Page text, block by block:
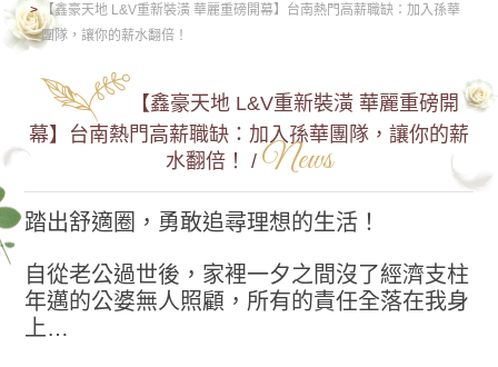
【鑫豪天地 L&V重新裝潢 華麗重磅開幕】台南熱門高薪職缺：加入孫華
團隊，讓你的薪水翻倍！
【鑫豪天地 L&V重新裝潢 華麗重磅開
幕】台南熱門高薪職缺：加入孫華團隊，讓你的薪
水翻倍！ / News
踏出舒適圈，勇敢追尋理想的生活！
自從老公過世後，家裡一夕之間沒了經濟支柱
年邁的公婆無人照顧，所有的責任全落在我身
上…